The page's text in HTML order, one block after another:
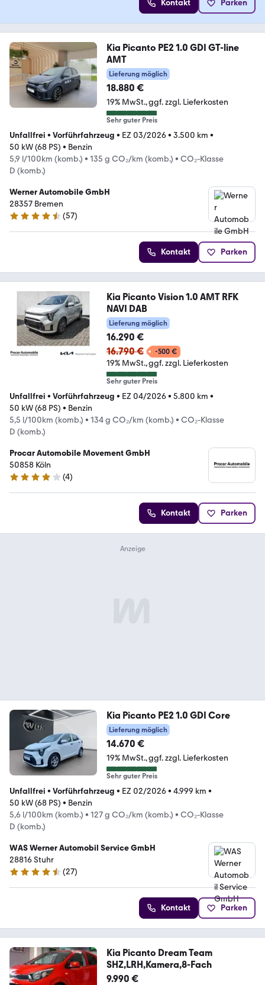
Kontakt Parken
Kia Picanto PE2 1.0 GDI GT-line
AMT
Lieferung möglich
18.880 €
19% MwSt. ggf. zzgl. Lieferkosten
Sehr guter Preis
Unfallfrei • Vorführfahrzeug • EZ 03/2026• 3.500 km •
50 kW (68 PS) • Benzin
5,9 l/100km (komb.) • 135 g CO₂/km (komb.) • CO₂-Klasse
D (komb.)
Werner Automobile GmbH
28357 Bremen
4.6 Sterne
(57)
Kontakt Parken
Kia Picanto Vision 1.0 AMT RFK
NAVI DAB
Lieferung möglich
16.290 €
16.790 €
-500 €
19% MwSt. ggf. zzgl. Lieferkosten
Sehr guter Preis
Unfallfrei • Vorführfahrzeug • EZ 04/2026• 5.800 km •
50 kW (68 PS) • Benzin
5,5 l/100km (komb.) • 134 g CO₂/km (komb.) • CO₂-Klasse
D (komb.)
Procar Automobile Movement GmbH
50858 Köln
3.9 Sterne
(4)
Kontakt Parken
Kia Picanto PE2 1.0 GDI Core
Lieferung möglich
14.670 €
19% MwSt. ggf. zzgl. Lieferkosten
Sehr guter Preis
Unfallfrei • Vorführfahrzeug • EZ 02/2026• 4.999 km •
50 kW (68 PS) • Benzin
5,6 l/100km (komb.) • 127 g CO₂/km (komb.) • CO₂-Klasse
D (komb.)
WAS Werner Automobil Service GmbH
28816 Stuhr
4.7 Sterne
(27)
Kontakt Parken
Kia Picanto Dream Team
SHZ,LRH,Kamera,8-Fach
9.990 €